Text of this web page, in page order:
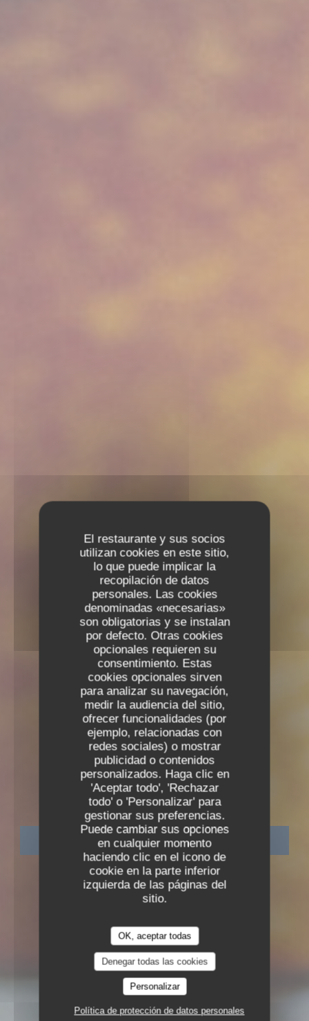
El restaurante y sus socios
utilizan cookies en este sitio,
lo que puede implicar la
recopilación de datos
personales. Las cookies
denominadas «necesarias»
son obligatorias y se instalan
por defecto. Otras cookies
opcionales requieren su
consentimiento. Estas
cookies opcionales sirven
para analizar su navegación,
medir la audiencia del sitio,
ofrecer funcionalidades (por
ejemplo, relacionadas con
redes sociales) o mostrar
publicidad o contenidos
personalizados. Haga clic en
'Aceptar todo', 'Rechazar
todo' o 'Personalizar' para
gestionar sus preferencias.
Puede cambiar sus opciones
en cualquier momento
haciendo clic en el icono de
cookie en la parte inferior
izquierda de las páginas del
sitio.
OK, aceptar todas
Denegar todas las cookies
Personalizar
Política de protección de datos personales
RESTAURANTE SEMI GASTRONÓMICO
Odília Restaurant
RESERVAR UNA MESA
ODÍLIA RESTAURANT